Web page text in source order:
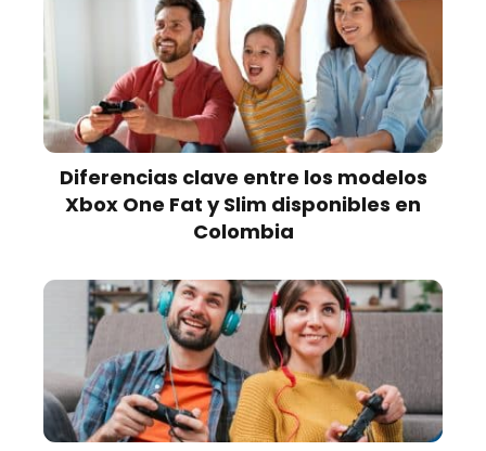
Diferencias clave entre los modelos
Xbox One Fat y Slim disponibles en
Colombia